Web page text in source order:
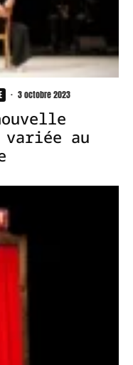
· 3 octobre 2023
au